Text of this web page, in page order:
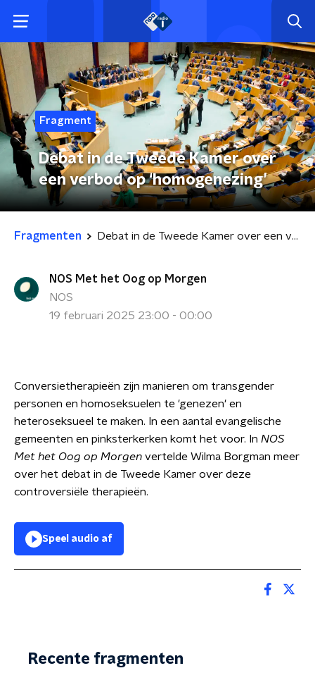
Fragment
Debat in de Tweede Kamer over
een verbod op ‘homogenezing’
Fragmenten Debat in de Tweede Kamer over een verbod op ‘homogenezing’
NOS Met het Oog op Morgen
NOS
19 februari 2025 23:00 - 00:00
Conversietherapieën zijn manieren om transgender
personen en homoseksuelen te 'genezen' en
heteroseksueel te maken. In een aantal evangelische
gemeenten en pinksterkerken komt het voor. In NOS
Met het Oog op Morgen vertelde Wilma Borgman meer
over het debat in de Tweede Kamer over deze
controversiële therapieën.
Speel audio af
Recente fragmenten